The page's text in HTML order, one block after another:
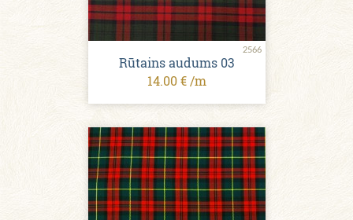
2566
Rūtains audums 03
14.00 € /m